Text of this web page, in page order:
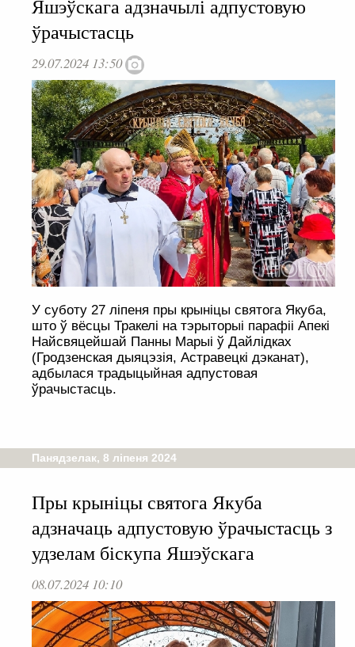
Яшэўскага адзначылі адпустовую
ўрачыстасць
29.07.2024 13:50
У суботу 27 ліпеня пры крыніцы святога Якуба,
што ў вёсцы Тракелі на тэрыторыі парафіі Апекі
Найсвяцейшай Панны Марыі ў Дайлідках
(Гродзенская дыяцэзія, Астравецкі дэканат),
адбылася традыцыйная адпустовая
ўрачыстасць.
Панядзелак, 8 ліпеня 2024
Пры крыніцы святога Якуба
адзначаць адпустовую ўрачыстасць з
удзелам біскупа Яшэўскага
08.07.2024 10:10